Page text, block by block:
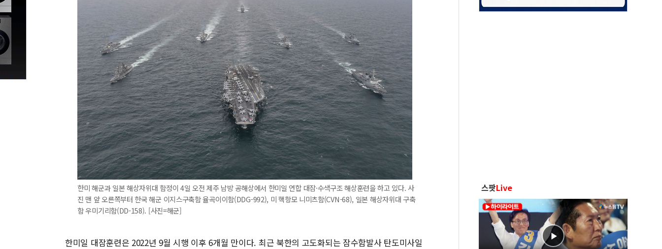
한미 해군과 일본 해상자위대 함정이 4일 오전 제주 남방 공해상에서 한미일 연합 대잠·수색구조 해상훈련을 하고 있다. 사
진 맨 앞 오른쪽부터 한국 해군 이지스구축함 율곡이이함(DDG-992), 미 핵항모 니미츠함(CVN-68), 일본 해상자위대 구축
함 우미기리함(DD-158). [사진=해군]
한미일 대잠훈련은 2022년 9월 시행 이후 6개월 만이다. 최근 북한의 고도화되는 잠수함발사 탄도미사일
스팟Live